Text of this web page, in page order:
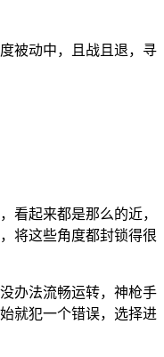
被动中，且战且退，寻
看起来都是那么的近，
将这些角度都封锁得很
办法流畅运转，神枪手
就犯一个错误，选择进